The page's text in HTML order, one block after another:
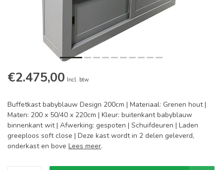
€2.475,00 Incl. btw
Buffetkast babyblauw Design 200cm | Materiaal: Grenen hout |
Maten: 200 x 50/40 x 220cm | Kleur: buitenkant babyblauw
binnenkant wit | Afwerking: gespoten | Schuifdeuren | Laden
greeploos soft close | Deze kast wordt in 2 delen geleverd,
onderkast en bove Lees meer.